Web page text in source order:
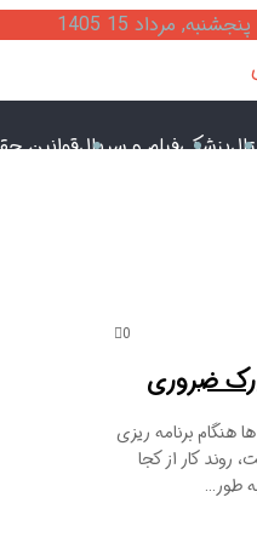
پنجشنبه, مرداد 15 1405
پزشکیفیلم و سریالقوانین
0
هنگام برنامه ریزی
روند کار از کجا
طور…